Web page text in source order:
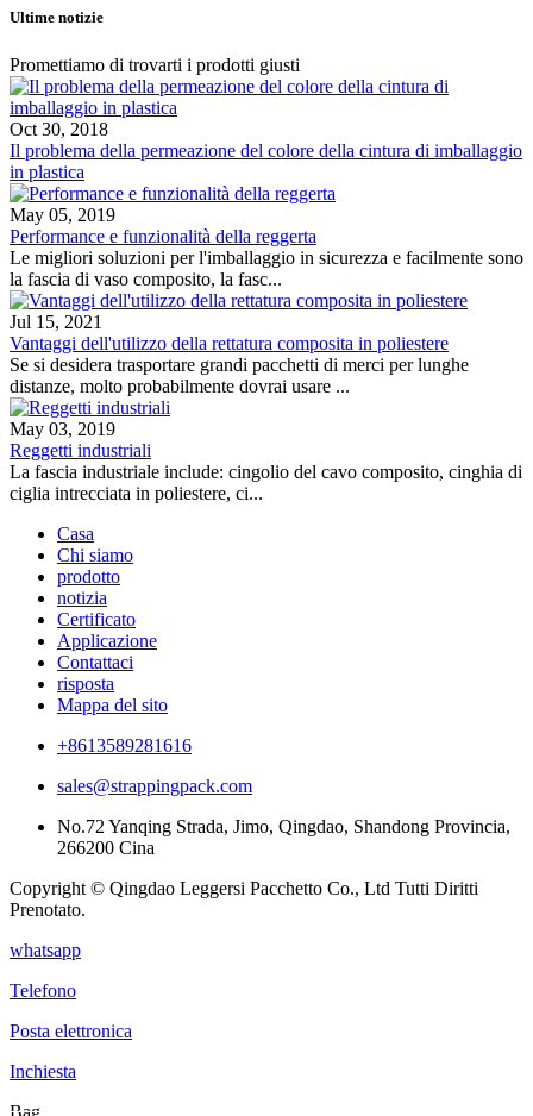
Ultime notizie
Promettiamo di trovarti i prodotti giusti
Oct 30, 2018
Il problema della permeazione del colore della cintura di imballaggio
in plastica
May 05, 2019
Performance e funzionalità della reggerta
Le migliori soluzioni per l'imballaggio in sicurezza e facilmente sono
la fascia di vaso composito, la fasc...
Jul 15, 2021
Vantaggi dell'utilizzo della rettatura composita in poliestere
Se si desidera trasportare grandi pacchetti di merci per lunghe
distanze, molto probabilmente dovrai usare ...
May 03, 2019
Reggetti industriali
La fascia industriale include: cingolio del cavo composito, cinghia di
ciglia intrecciata in poliestere, ci...
Casa
Chi siamo
prodotto
notizia
Certificato
Applicazione
Contattaci
risposta
Mappa del sito
+8613589281616
sales@strappingpack.com
No.72 Yanqing Strada, Jimo, Qingdao, Shandong Provincia,
266200 Cina
Copyright © Qingdao Leggersi Pacchetto Co., Ltd Tutti Diritti
Prenotato.
whatsapp
Telefono
Posta elettronica
Inchiesta
Bag